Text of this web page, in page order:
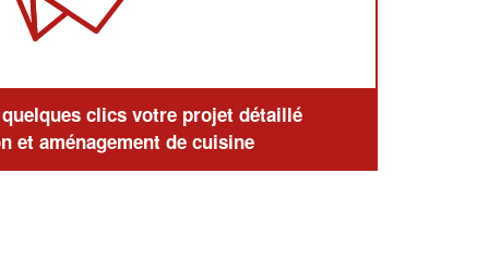
clics votre projet détaillé
et aménagement de cuisine